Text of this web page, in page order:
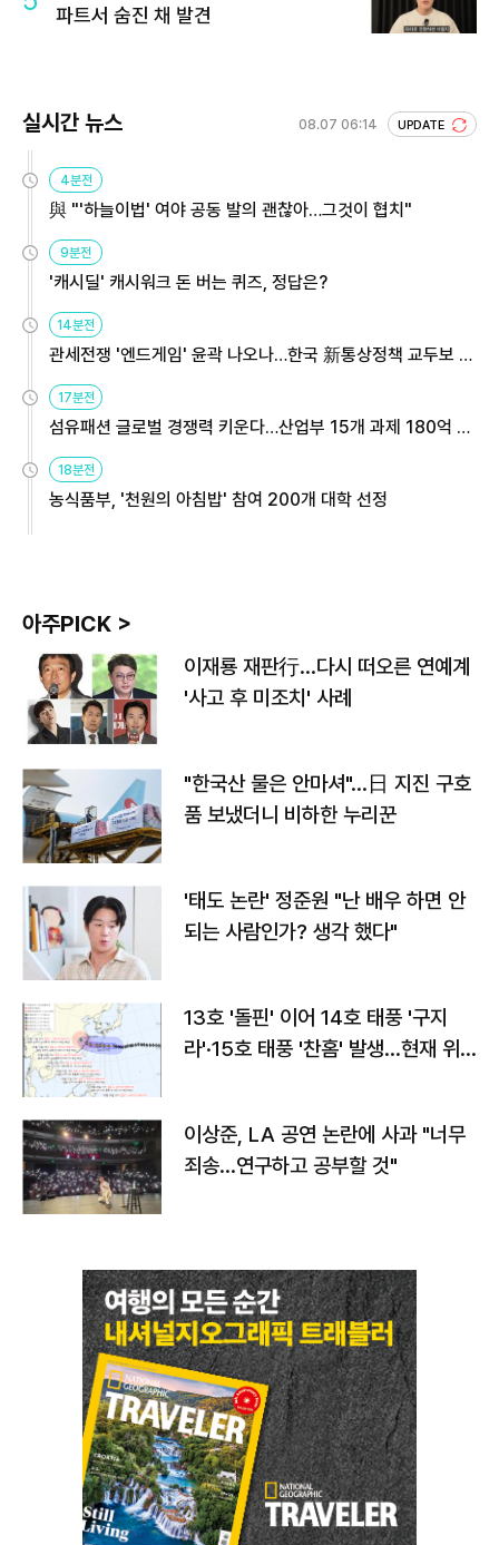
파트서 숨진 채 발견
실시간 뉴스 08.07 06:14 UPDATE
4분전
與 "'하늘이법' 여야 공동 발의 괜찮아…그것이 협치"
9분전
'캐시딜' 캐시워크 돈 버는 퀴즈, 정답은?
14분전
관세전쟁 '엔드게임' 윤곽 나오나…한국 新통상정책 교두보 활
용해야
17분전
섬유패션 글로벌 경쟁력 키운다…산업부 15개 과제 180억 지
원
18분전
농식품부, '천원의 아침밥' 참여 200개 대학 선정
아주PICK >
이재룡 재판行…다시 떠오른 연예계
'사고 후 미조치' 사례
"한국산 물은 안마셔"…日 지진 구호
품 보냈더니 비하한 누리꾼
'태도 논란' 정준원 "난 배우 하면 안
되는 사람인가? 생각 했다"
13호 '돌핀' 이어 14호 태풍 '구지
라'·15호 태풍 '찬홈' 발생…현재 위
이상준, LA 공연 논란에 사과 "너무
죄송…연구하고 공부할 것"